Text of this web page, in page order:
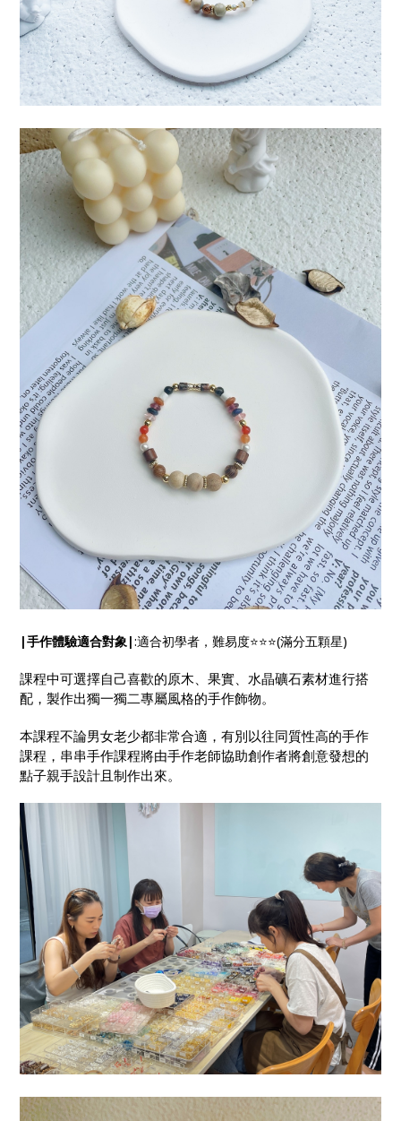
|手作體驗適合對象|:適合初學者，難易度⭐️⭐️⭐️(滿分五顆星)
課程中可選擇自己喜歡的原木、果實、水晶礦石素材進行搭
配，製作出獨一獨二專屬風格的手作飾物。
本課程不論男女老少都非常合適，有別以往同質性高的手作
課程，串串手作課程將由手作老師協助創作者將創意發想的
點子親手設計且制作出來。